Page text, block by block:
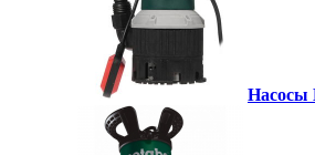
Насосы